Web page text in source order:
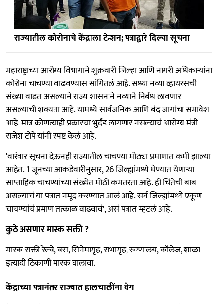
राज्यातील कोरोनाचे केंद्राला टेन्शन; पत्राद्वारे दिल्या सूचना
महाराष्ट्राच्या आरोग्य विभागाने शुक्रवारी जिल्हा आणि नागरी अधिकाऱ्यांना
कोरोना चाचण्या वाढवण्यास सांगितलं आहे. सध्या नव्या व्हायरसची
संख्या वाढत असल्याने राज्य शासनाने नव्याने निर्बंध लावणार
असल्याची शक्यता आहे. यामध्ये सार्वजनिक आणि बंद जागांचा समावेश
आहे. मात्र कोणत्याही प्रकारचा भुर्दंड लागणार नसल्याचं आरोग्य मंत्री
राजेश टोपे यांनी स्पष्ट केलं आहे.
'वारंवार सूचना देऊनही राज्यातील चाचण्या मोठ्या प्रमाणात कमी झाल्या
आहेत. 1 जूनच्या आकडेवारीनुसार, 26 जिल्ह्यांमध्ये घेण्यात येणाऱ्या
साप्ताहिक चाचण्यांच्या संख्येत मोठी कमतरता आहे. ही चिंतेची बाब
असल्याचं या पत्रात नमूद करण्यात आलं आहे. सर्व जिल्ह्यांमध्ये एकूण
चाचण्यांचं प्रमाण तत्काळ वाढवावं', असं पत्रात म्हटलं आहे.
कुठे असणार मास्क सक्ती ?
मास्क सक्ती रेल्वे, बस, सिनेमागृह, सभागृह, रुग्णालय, कॉलेज, शाळा
इत्यादी ठिकाणी मास्क घालावा.
केंद्राच्या पत्रानंतर राज्यात हालचालींना वेग